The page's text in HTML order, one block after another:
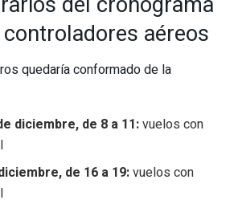
aéreos
quedaría conformado de la
diciembre, de 8 a 11:vuelos con
de 16 a 19:vuelos con